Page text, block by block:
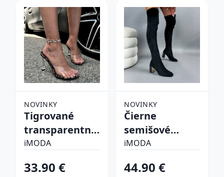
NOVINKY
Tigrované
transparentné
sandále
iMODA
33.90 €
NOVINKY
Čierne
semišové
vysoké čižmy
iMODA
44.90 €